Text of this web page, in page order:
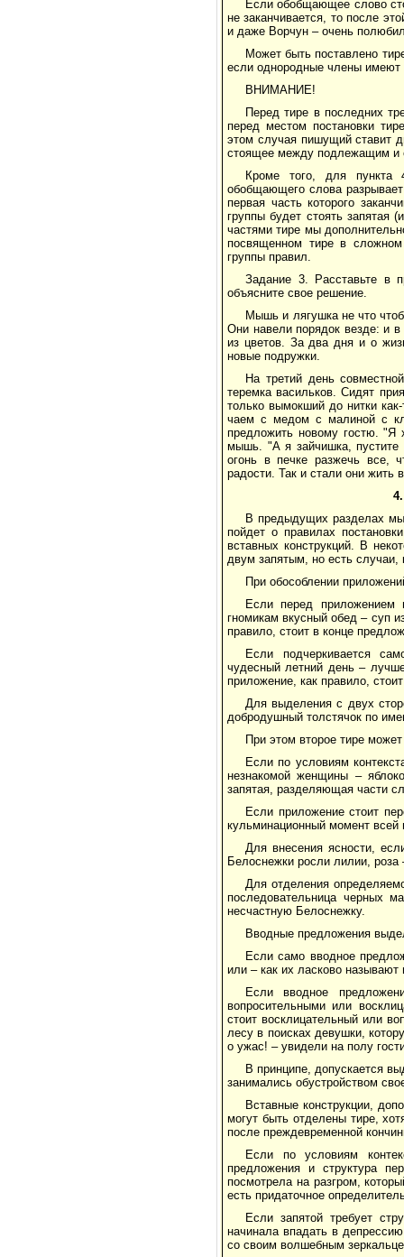
Если обобщающее слово
не заканчивается, то после
и даже Ворчун – очень
Может быть поставлено
если однородные члены имеют
ВНИМАНИЕ!
Перед тире в последних
перед местом постановки
этом случая пишущий ставит
стоящее между подлежащим и
Кроме того, для пункта
обобщающего слова
первая часть которого
группы будет стоять запятая
частями тире мы
посвященном тире в сложном
группы правил.
Задание 3. Расставьте в
объясните свое решение.
Мышь и лягушка не что
Они навели порядок везде: и
из цветов. За два дня и о
новые подружки.
На третий день
теремка васильков. Сидят
только вымокший до нитки
чаем с медом с малиной с
предложить новому гостю. "Я
мышь. "А я зайчишка, пустите
огонь в печке разжечь все,
радости. Так и стали они жить
В предыдущих разделах мы
пойдет о правилах
вставных конструкций. В
двум запятым, но есть случаи,
При обособлении
Если перед
гномикам вкусный обед – суп
правило, стоит в конце
Если подчеркивается
чудесный летний день –
приложение, как правило,
Для выделения с двух
добродушный толстячок по
При этом второе тире
Если по условиям
незнакомой женщины –
запятая, разделяющая части
Если приложение стоит
кульминационный момент всей
Для внесения ясности,
Белоснежки росли лилии,
Для отделения
последовательница черных
несчастную Белоснежку.
Вводные предложения
Если само вводное
или – как их ласково
Если вводное
вопросительными или
стоит восклицательный или
лесу в поисках девушки,
о ужас! – увидели на полу
В принципе, допускается
занимались обустройством
Вставные конструкции,
могут быть отделены тире,
после преждевременной
Если по условиям
предложения и структура
посмотрела на разгром,
есть придаточное
Если запятой требует
начинала впадать в
со своим волшебным